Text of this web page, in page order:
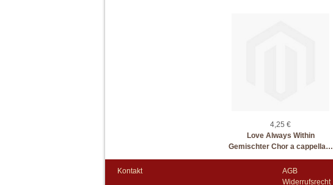
4,25 €
Love Always Within
Gemischter Chor a cappella…
Kontakt
AGB
Widerrufsrecht